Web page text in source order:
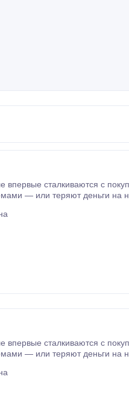
— или теряют деньги на
Что вы
— или теряют деньги на
Что вы